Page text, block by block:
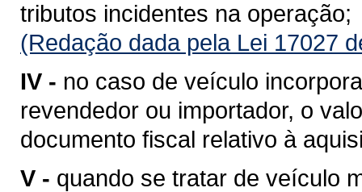
tributos incidentes na operação;
(Redação dada pela Lei 17027
IV - no caso de veículo
revendedor ou importador, o
documento fiscal relativo à
V - quando se tratar de veículo